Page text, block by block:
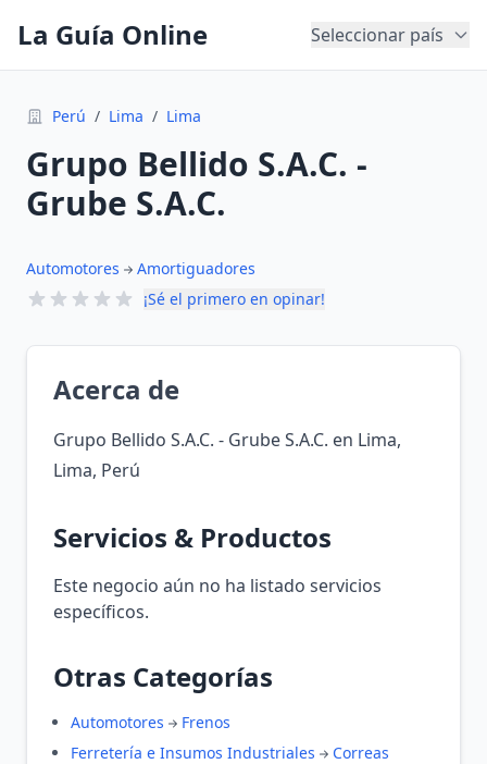
La Guía Online Seleccionar país
Perú / Lima / Lima
Grupo Bellido S.A.C. -
Grube S.A.C.
Automotores
Amortiguadores
¡Sé el primero en opinar!
Acerca de
Grupo Bellido S.A.C. - Grube S.A.C. en Lima,
Lima, Perú
Servicios & Productos
Este negocio aún no ha listado servicios
específicos.
Otras Categorías
Automotores
Frenos
Ferretería e Insumos Industriales
Correas